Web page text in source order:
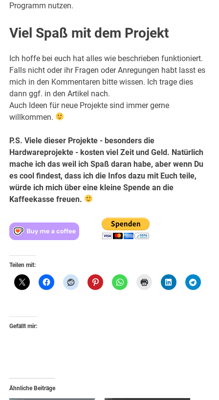
Programm nutzen.
Viel Spaß mit dem Projekt
Ich hoffe bei euch hat alles wie beschrieben funktioniert.
Falls nicht oder ihr Fragen oder Anregungen habt lasst es
mich in den Kommentaren bitte wissen. Ich trage dies
dann ggf. in den Artikel nach.
Auch Ideen für neue Projekte sind immer gerne
willkommen.
P.S. Viele dieser Projekte - besonders die
Hardwareprojekte - kosten viel Zeit und Geld. Natürlich
mache ich das weil ich Spaß daran habe, aber wenn Du
es cool findest, dass ich die Infos dazu mit Euch teile,
würde ich mich über eine kleine Spende an die
Kaffeekasse freuen.
Teilen mit:
Gefällt mir:
Ähnliche Beiträge